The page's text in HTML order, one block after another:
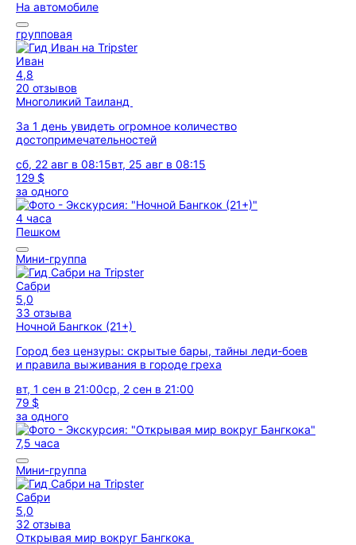
На автомобиле
групповая
Иван
4,8
20 отзывов
Многоликий Таиланд
За 1 день увидеть огромное количество
достопримечательностей
сб, 22 авг в 08:15вт, 25 авг в 08:15
129 $
за одного
4 часа
Пешком
Мини-группа
Сабри
5,0
33 отзыва
Ночной Бангкок (21+)
Город без цензуры: скрытые бары, тайны леди-боев
и правила выживания в городе греха
вт, 1 сен в 21:00ср, 2 сен в 21:00
79 $
за одного
7,5 часа
Мини-группа
Сабри
5,0
32 отзыва
Открывая мир вокруг Бангкока